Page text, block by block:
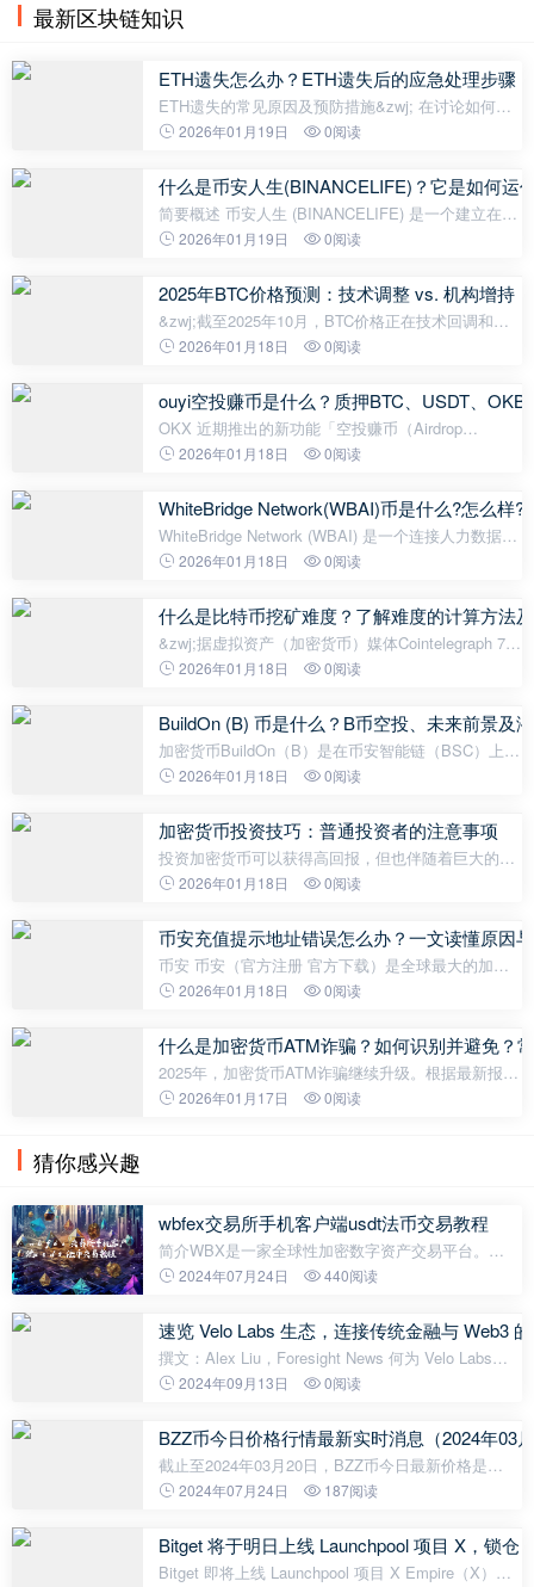
最新区块链知识
ETH遗失怎么办？ETH遗失后的应急处理步骤
ETH遗失的常见原因及预防措施&zwj; 在讨论如何应
对ETH遗失之前，我们首先需要了解常见的遗失原
点： 私钥或助记词丢失：私钥和助记词
2026年01月19日 0阅读
什么是币安人生(BINANCELIFE)？它是如何运
简要概述 币安人生 (BINANCELIFE) 是一个建立在
BNB链上的中国迷因代币，灵感来源于币安的影响力
首个在币安Alpha上市的迷因币
2026年01月19日 0阅读
2025年BTC价格预测：技术调整 vs. 机构增持
&zwj;截至2025年10月，BTC价格正在技术回调和机
构持续增持之间寻找平衡。BTCC分析团队的Olivia认
为78.7%，并将20日移动平均线116,
2026年01月18日 0阅读
ouyi空投赚币是什么？质押BTC、USDT、OKB
OKX 近期推出的新功能「空投赚币（Airdrop
Earn）」受到不少用户关注。 这个功能让用户使用主
本金的同时，获得新币空投与主流币收益。 与
2026年01月18日 0阅读
WhiteBridge Network(WBAI)币是什么?怎么样
WhiteBridge Network (WBAI) 是一个连接人力数据提
供商和人工智能代理的去中心化数据网络。币安宣
期 Web3 加密项目 Alpha
2026年01月18日 0阅读
什么是比特币挖矿难度？了解难度的计算方法
&zwj;据虚拟资产（加密货币）媒体Cointelegraph 7日
（韩国时间）报道，截至当天，比特币挖矿难度达到
矿工每秒处理的总哈希值的平均数）则跌
2026年01月18日 0阅读
BuildOn (B) 币是什么？B币空投、未来前景及
加密货币BuildOn（B）是在币安智能链（BSC）上发
行的创新模因币。 B 代币于 2025 年 4 月首次推出，
的加密货币项目World Liberty Fina
2026年01月18日 0阅读
加密货币投资技巧：普通投资者的注意事项
投资加密货币可以获得高回报，但也伴随着巨大的风
险。普通投资者需要采取谨慎的策略，了解市场，并
一些可行的指导，帮助您在投资加
2026年01月18日 0阅读
币安充值提示地址错误怎么办？一文读懂原因
币安 币安（官方注册 官方下载）是全球最大的加密
货币交易所，在合约和现货市场占有率第一，支持永
Maker 0.02%，Taker 0.05%（使用 BNB 可
2026年01月18日 0阅读
什么是加密货币ATM诈骗？如何识别并避免？
2025年，加密货币ATM诈骗继续升级。根据最新报
告，FBI已记录超过 11,000起投诉 与加密货币ATM欺
2026年01月17日 0阅读
猜你感兴趣
wbfex交易所手机客户端usdt法币交易教程
简介WBX是一家全球性加密数字资产交易平台。
WBX为广大数字货币爱好者提供了安全、稳定、快速
交易所还赋能区块链经济，推动数字资
2024年07月24日 440阅读
速览 Velo Labs 生态，连接传统金融与 Web3
撰文：Alex Liu，Foresight News 何为 Velo Labs？
作为曾获正大集团领投的泰国项目，Velo Labs 于
基于 Web3 的金融解决方案，包括顶级
2024年09月13日 0阅读
BZZ币今日价格行情最新实时消息（2024年03
截止至2024年03月20日，BZZ币今日最新价格是
0.59836美元，一枚BZZ约合人民币4.308元。最近24
0.59671美元，波幅为24.04%，换手率为0.08%，成
2024年07月24日 187阅读
Bitget 将于明日上线 Launchpool 项目 X，锁仓
Bitget 即将上线 Launchpool 项目 X Empire（X），